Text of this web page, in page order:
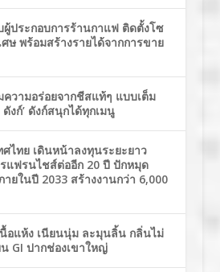
ผู้ประกอบการร้านกาแฟ ติดตั้งโซ
ษ พร้อมสร้างรายได้จากการขาย
วามอร่อยจากชีสแท้ๆ แบบเต็ม
งก์’ ดังก์สนุกได้ทุกเมนู
ไทย เดินหน้าลงทุนระยะยาว
แฟรนไชส์ต่ออีก 20 ปี ปักหมุด
ยในปี 2033 สร้างงานกว่า 6,000
อแห้ง เนียนนุ่ม ละมุนลิ้น กลิ่นไม่
น GI ปากช่องเขาใหญ่